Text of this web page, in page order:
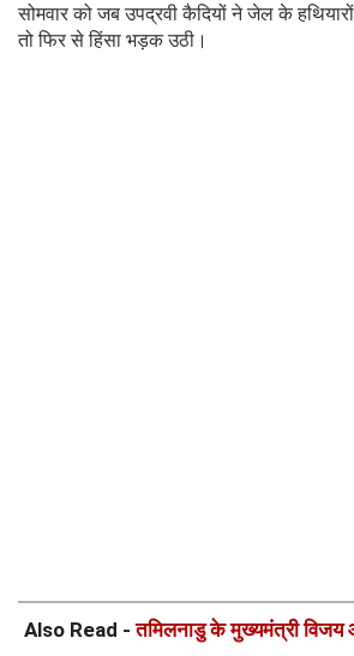
सोमवार को जब उपद्रवी कैदियों ने जेल के
तो फिर से हिंसा भड़क उठी।
Also Read -तमिलनाडु के मुख्यमंत्री विजय